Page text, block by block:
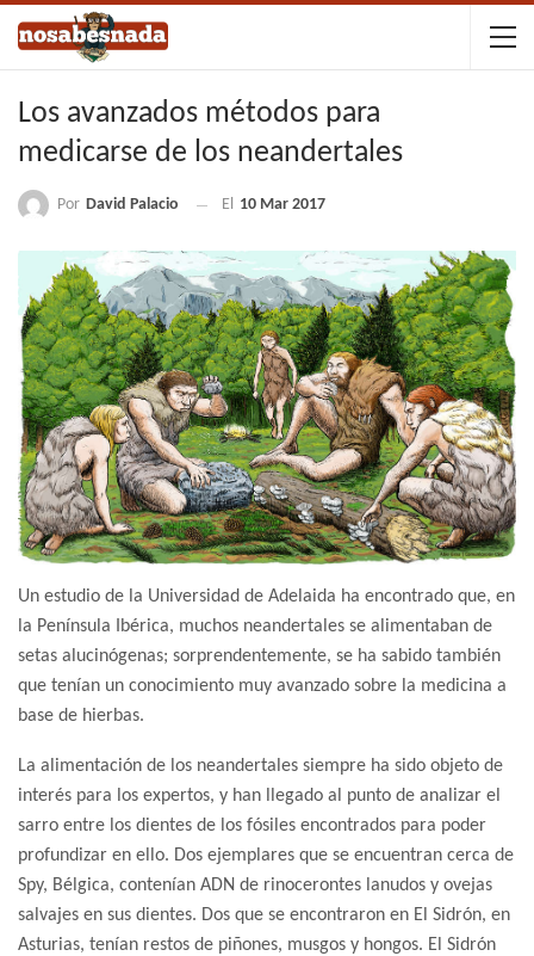
Los avanzados métodos para
medicarse de los neandertales
Por David Palacio El 10 Mar 2017
Un estudio de la Universidad de Adelaida ha encontrado que, en
la Península Ibérica, muchos neandertales se alimentaban de
setas alucinógenas; sorprendentemente, se ha sabido también
que tenían un conocimiento muy avanzado sobre la medicina a
base de hierbas.
La alimentación de los neandertales siempre ha sido objeto de
interés para los expertos, y han llegado al punto de analizar el
sarro entre los dientes de los fósiles encontrados para poder
profundizar en ello. Dos ejemplares que se encuentran cerca de
Spy, Bélgica, contenían ADN de rinocerontes lanudos y ovejas
salvajes en sus dientes. Dos que se encontraron en El Sidrón, en
Asturias, tenían restos de piñones, musgos y hongos. El Sidrón